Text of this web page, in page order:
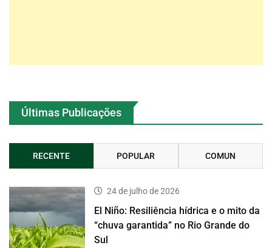
Últimas Publicações
RECENTE POPULAR COMUN
24 de julho de 2026
El Niño: Resiliência hídrica e o mito da
“chuva garantida” no Rio Grande do
Sul